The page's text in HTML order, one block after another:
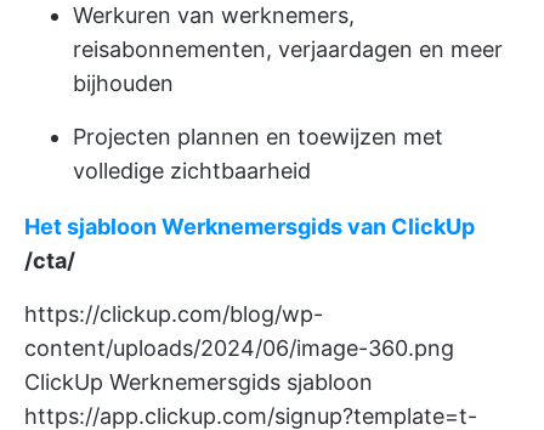
Werkuren van werknemers,
reisabonnementen, verjaardagen en meer
bijhouden
Projecten plannen en toewijzen met
volledige zichtbaarheid
Het sjabloon Werknemersgids van ClickUp
/cta/
https://clickup.com/blog/wp-
content/uploads/2024/06/image-360.png
ClickUp Werknemersgids sjabloon
https://app.clickup.com/signup?template=t-